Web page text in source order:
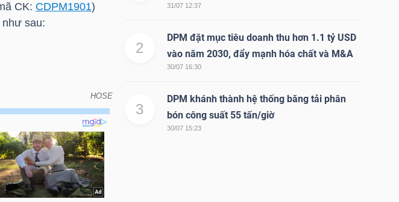
CK: CDPM1901)
sau:
HOSE
để thực hiện
31/07 12:37
2
DPM đặt mục tiêu doanh thu hơn 1.1 tỷ USD
vào năm 2030, đẩy mạnh hóa chất và M&A
30/07 16:30
3
DPM khánh thành hệ thống băng tải phân
bón công suất 55 tấn/giờ
30/07 15:23